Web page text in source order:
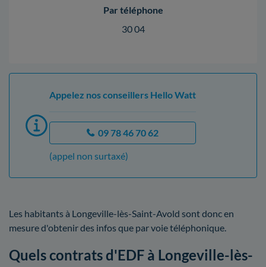
Par téléphone
30 04
Appelez nos conseillers Hello Watt
09 78 46 70 62
(appel non surtaxé)
Les habitants à Longeville-lès-Saint-Avold sont donc en
mesure d'obtenir des infos que par voie téléphonique.
Quels contrats d'EDF à Longeville-lès-